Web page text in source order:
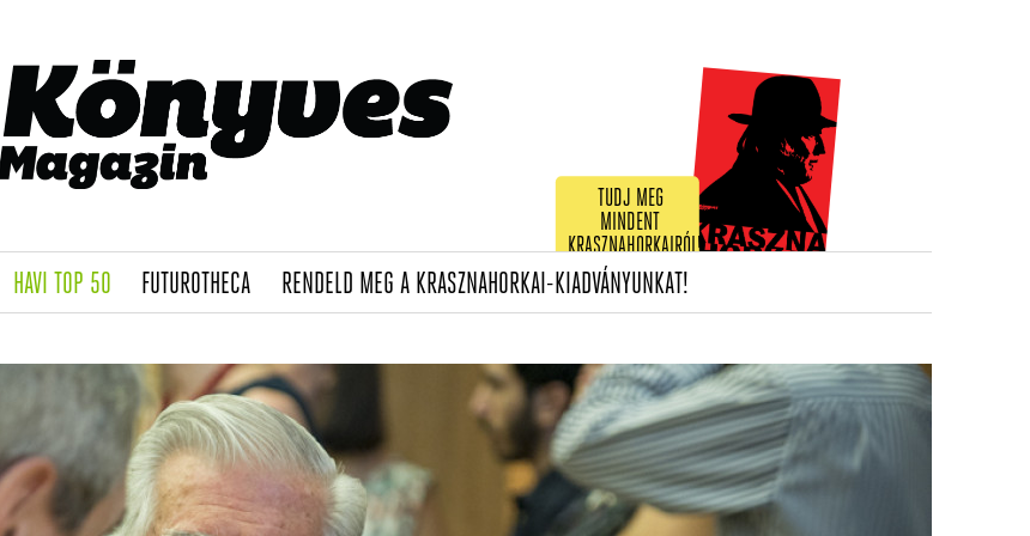
TUDJ MEG
MINDENT
KRASZNAHORKAIRÓL!
HAVI TOP 50(CURRENT)
FUTUROTHECA(CURRENT)
RENDELD MEG A KRASZNAHORKAI-KIADVÁNYUNKAT!(CURRENT)